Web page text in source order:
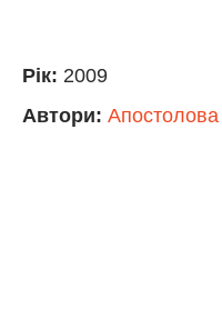
Рік: 2009
Автори: Апостолова